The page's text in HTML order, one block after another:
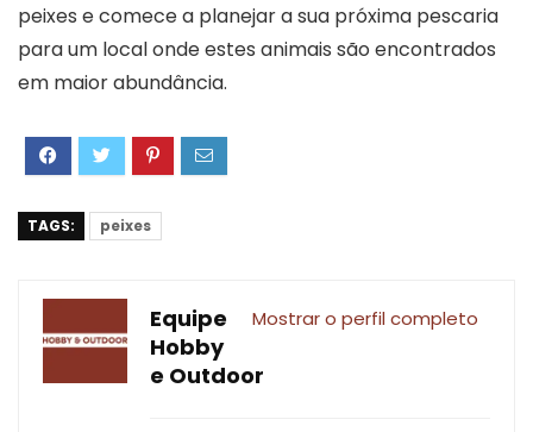
peixes e comece a planejar a sua próxima pescaria
para um local onde estes animais são encontrados
em maior abundância.
TAGS: peixes
Mostrar o perfil completo
Equipe
Hobby
e Outdoor